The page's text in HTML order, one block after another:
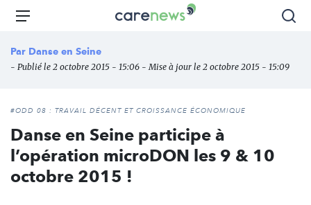
Aller
principal
Carenews,
des
l'engagement
Menu
Par Danse en Seine
- Publié le 2 octobre 2015 - 15:06 - Mise à jour le 2 octobre 2015 - 15:09
#ODD 08 : TRAVAIL DÉCENT ET CROISSANCE ÉCONOMIQUE
Danse en Seine participe à
l’opération microDON les 9 & 10
octobre 2015 !